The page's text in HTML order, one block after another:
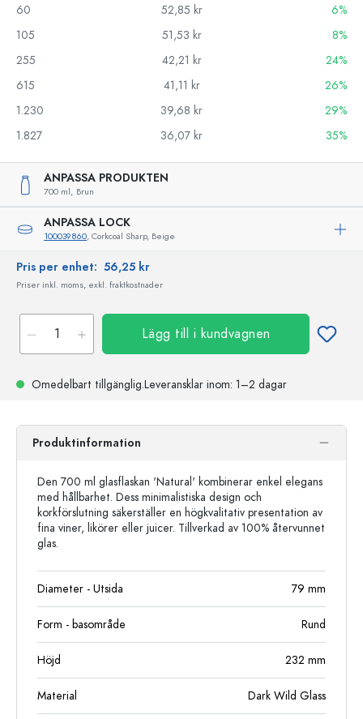
60
52,85 kr
6%
105
51,53 kr
8%
255
42,21 kr
24%
615
41,11 kr
26%
1.230
39,68 kr
29%
1.827
36,07 kr 35%
ANPASSA PRODUKTEN
700 ml, Brun
ANPASSA LOCK
100039860, Corkcoal Sharp, Beige
Pris per enhet: 56,25 kr
Priser inkl. moms, exkl. fraktkostnader
Lägg till i kundvagnen
Omedelbart tillgänglig.Leveransklar inom: 1–2 dagar
Produktinformation
Den 700 ml glasflaskan 'Natural' kombinerar enkel elegans
med hållbarhet. Dess minimalistiska design och
korkförslutning säkerställer en högkvalitativ presentation av
fina viner, likörer eller juicer. Tillverkad av 100% återvunnet
glas.
Diameter - Utsida 79 mm
Form - basområde Rund
Höjd 232 mm
Material Dark Wild Glass